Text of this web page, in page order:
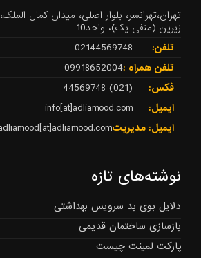
تهران،تهرانسر، بلوار اصلی، میدان کمال
زیرین (منفی یک)، واحد10
تلفن:
02144569748
تلفن همراه :09918652004
فکس:
(021) 44569748
ایمیل:
info[at]adliamood.com
ایمیل: مدیریت
نوشته‌های تازه
دلایل بوی بد سرویس بهداشتی
بازسازی ساختمان قدیمی
پارکت لمینت چیست